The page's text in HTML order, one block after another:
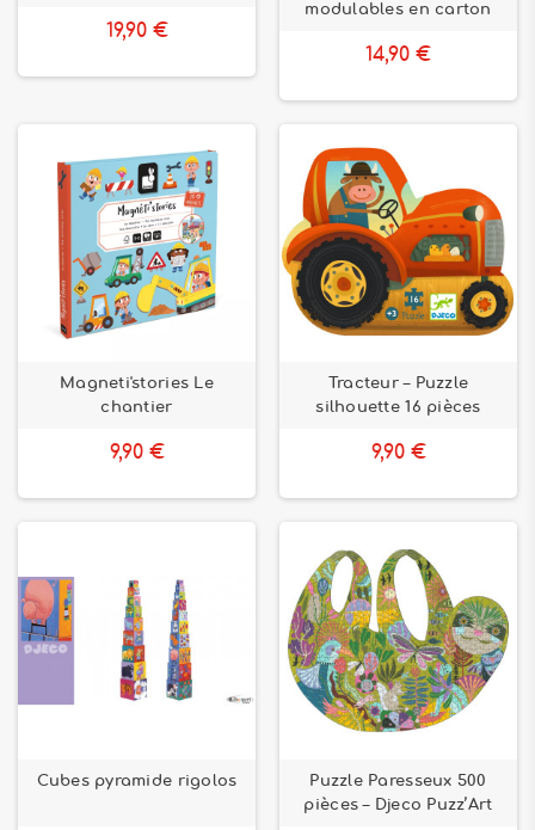
disposerez d’une large sélection d’articles dans notre
rubrique cubes, encastrement, puzzles.
19,90 €
modulables en carton
14,90 €
Magneti'stories Le
chantier
9,90 €
Tracteur – Puzzle
silhouette 16 pièces
9,90 €
Cubes pyramide rigolos
Puzzle Paresseux 500
pièces – Djeco Puzz’Art